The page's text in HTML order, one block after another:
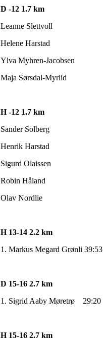
D -12 1.7 km
Leanne Slettvoll
Helene Harstad
Ylva Myhren-Jacobsen
Maja Sørsdal-Myrlid
H -12 1.7 km
Sander Solberg
Henrik Harstad
Sigurd Olaissen
Robin Håland
Olav Nordlie
H 13-14 2.2 km
1. Markus Megard Grønli 39:53
D 15-16 2.7 km
1. Sigrid Aaby Møretrø 29:20
H 15-16 2.7 km